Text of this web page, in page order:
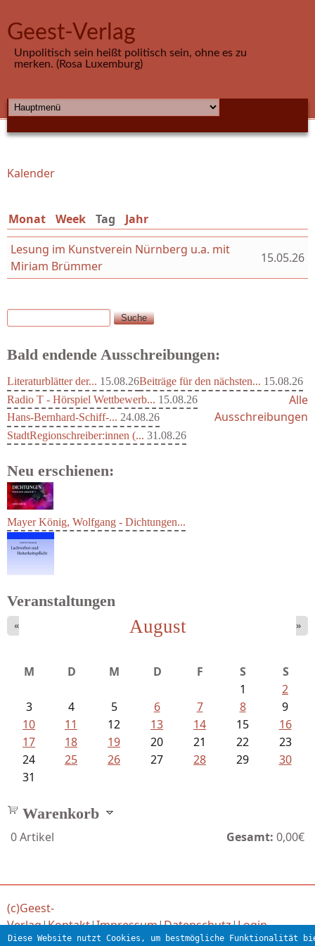
Geest-Verlag
Unpolitisch sein heißt politisch sein, ohne es zu
merken. (Rosa Luxemburg)
HAUPTMENÜ
Sie sind hier
Kalender
Monat Week Tag (aktiver Reiter)
Jahr
Lesung im Kunstverein Nürnberg u.a. mit
Miriam Brümmer
15.05.26
Suchformular
Suche
Bald endende Ausschreibungen:
Literaturblätter der... 15.08.26Beiträge für den nächsten... 15.08.26
Radio T - Hörspiel Wettbewerb... 15.08.26
Hans-Bernhard-Schiff-... 24.08.26
StadtRegionschreiber:innen (... 31.08.26
Alle
Ausschreibungen
Neu erschienen:
Mayer König, Wolfgang - Dichtungen...
Meinhold, Gottfried - Lachverbot...
Veranstaltungen
August
« »
M D M D F S
S
1
2
3
4 5 6 7 8
9
10
11 12 13 14 15
16
17
18 19 20 21 22
23
24
25 26 27 28 29
30
31
Warenkorb
0Artikel Gesamt: 0,00€
(c)Geest-
Verlag|Kontakt|Impressum|Datenschutz|Login
Diese Website nutzt Cookies, um bestmögliche Funktionalität